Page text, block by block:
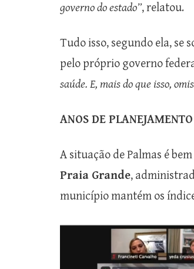
governo do estado”, relatou.
Tudo isso, segundo ela, se
pelo próprio governo
saúde. E, mais do que isso,
ANOS DE PLANEJAMENTO
A situação de Palmas é
Praia Grande,
município mantém os